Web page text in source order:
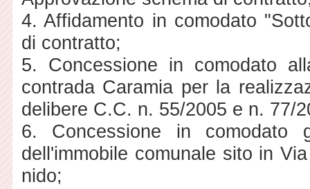
4. Affidamento in comodato
di contratto;
5. Concessione in comodato
contrada Caramia per la
delibere C.C. n. 55/2005 e n. 77/
6. Concessione in comodato
dell'immobile comunale sito in
nido;